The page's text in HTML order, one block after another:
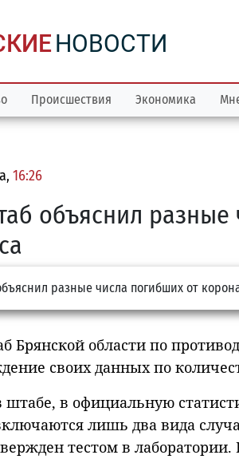
НОВОСТИ
Происшествия Экономика
16:26
объяснил разные
Брянской области по
своих данных по
в официальную
лишь два вида
тестом в лаборатории.